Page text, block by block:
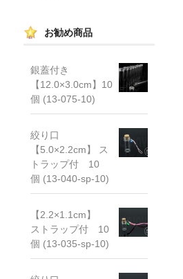
お勧め商品
銀蓋付き
【12.0×3.0cm】10
個 (13-075-10)
絞り口
【5.0×2.2cm】 ス
トラップ付 10
個 (13-040-sp-10)
【2.2×1.1cm】
ストラップ付 10
個 (13-035-sp-10)